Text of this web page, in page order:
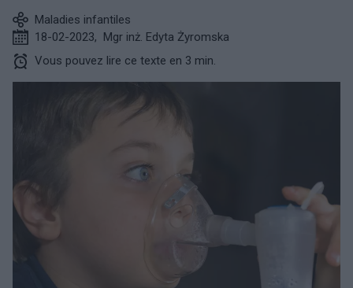
Maladies infantiles
18-02-2023, Mgr inż. Edyta Żyromska
Vous pouvez lire ce texte en 3 min.